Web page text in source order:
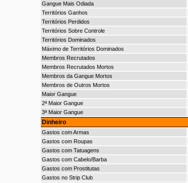
Gangue Mais Odiada
Territórios Ganhos
Territórios Perdidos
Territórios Sobre Controle
Territórios Dominados
Máximo de Territórios Dominados
Membros Recrutados
Membros Recrutados Mortos
Membros da Gangue Mortos
Membros de Outros Mortos
Maior Gangue
2ª Maior Gangue
3ª Maior Gangue
Dinheiro
Gastos com Armas
Gastos com Roupas
Gastos com Tatuagens
Gastos com Cabelo/Barba
Gastos com Prostitutas
Gastos no Strip Club